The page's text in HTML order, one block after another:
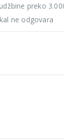
preko
ne odgovara